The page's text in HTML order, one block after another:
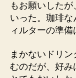
もお願いした
いった。珈琲
ィルターの準備
まかないドリ
むのだが、好み